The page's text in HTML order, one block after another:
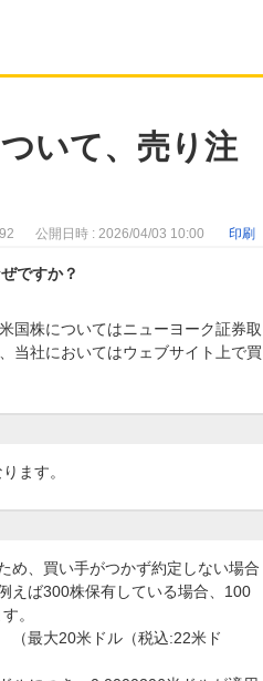
いて、売り注
公開日時 : 2026/04/03 10:00 印刷
ですか？
国株についてはニューヨーク証券取
当社においてはウェブサイト上で買
ます。
め、買い手がつかず約定しない場合
えば300株保有している場合、100
。
（最大20米ドル（税込:22米ド